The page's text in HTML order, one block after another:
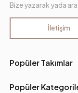
Popüler Takımlar
Popüler
Bize yazarak yada
İletişim